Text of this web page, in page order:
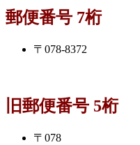
郵便番号 7桁
〒078-8372
旧郵便番号 5桁
〒078